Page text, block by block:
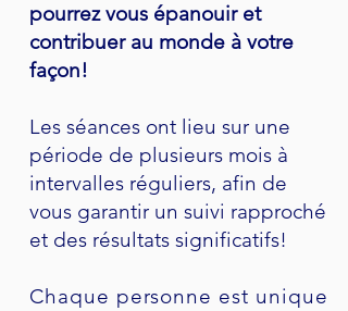
pourrez vous épanouir et
contribuer au monde à votre
façon!
Les séances ont lieu sur une
période de plusieurs mois à
intervalles réguliers, afin de
vous garantir un suivi rapproché
et des résultats significatifs!
Chaque personne est unique